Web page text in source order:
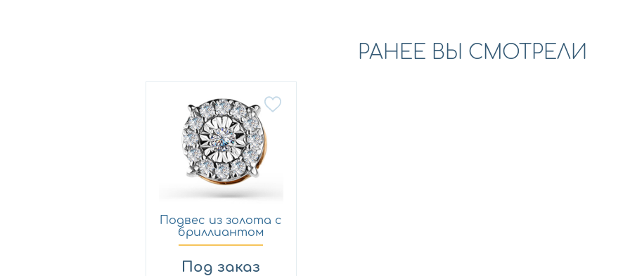
РАНЕЕ ВЫ СМОТРЕЛИ
Подвес из золота с
бриллиантом
Мастер...
Под заказ